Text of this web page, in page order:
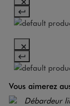
Vous aimerez